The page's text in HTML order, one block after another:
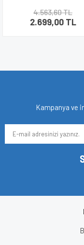
4.563,60 TL
2.699,00 TL
Kampanya ve